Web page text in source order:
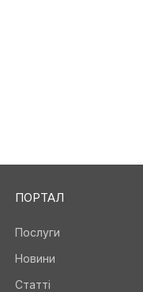
ПОРТАЛ
Послуги
Новини
Статті